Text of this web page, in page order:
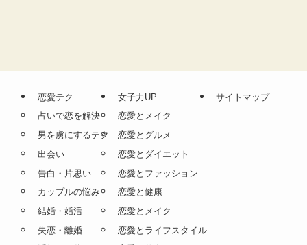
恋愛テク
占いで恋を解決
男を虜にするテク
出会い
告白・片思い
カップルの悩み
結婚・婚活
失恋・離婚
女子力UP
恋愛とメイク
恋愛とグルメ
恋愛とダイエット
恋愛とファッション
恋愛と健康
恋愛とメイク
恋愛とライフスタイル
サイトマップ